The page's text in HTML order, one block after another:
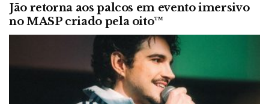
Jão retorna aos palcos em evento imersivo
no MASP criado pela oito™